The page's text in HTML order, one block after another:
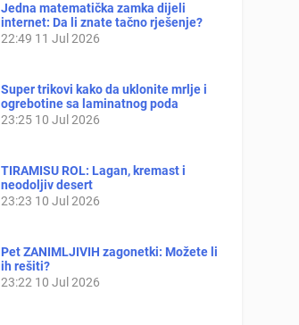
Jedna matematička zamka dijeli
internet: Da li znate tačno rješenje?
22:49 11 Jul 2026
Super trikovi kako da uklonite mrlje i
ogrebotine sa laminatnog poda
23:25 10 Jul 2026
TIRAMISU ROL: Lagan, kremast i
neodoljiv desert
23:23 10 Jul 2026
Pet ZANIMLJIVIH zagonetki: Možete li
ih rešiti?
23:22 10 Jul 2026